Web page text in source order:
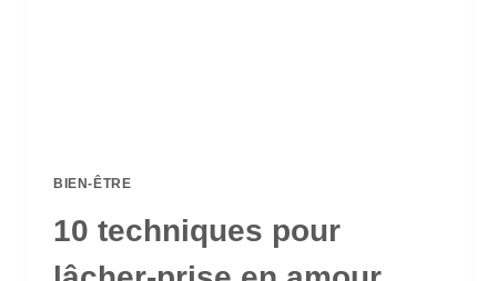
BIEN-ÊTRE
10 techniques pour